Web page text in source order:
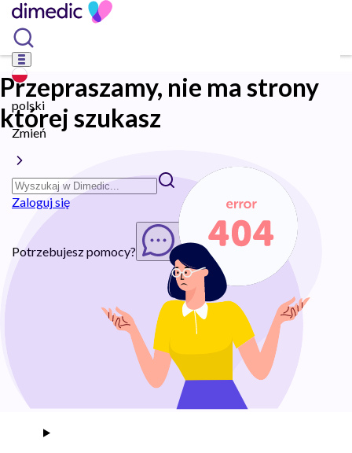
polski
Zmień
Zaloguj się
Potrzebujesz pomocy? Rozpocznij chat
Przepraszamy, nie ma strony
której szukasz